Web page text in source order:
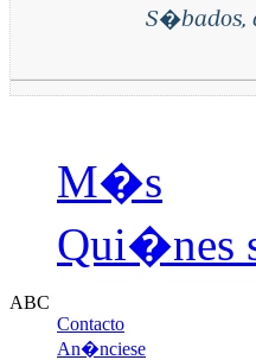
S�bados,
M�s
Qui�nes
ABC
Contacto
An�nciese